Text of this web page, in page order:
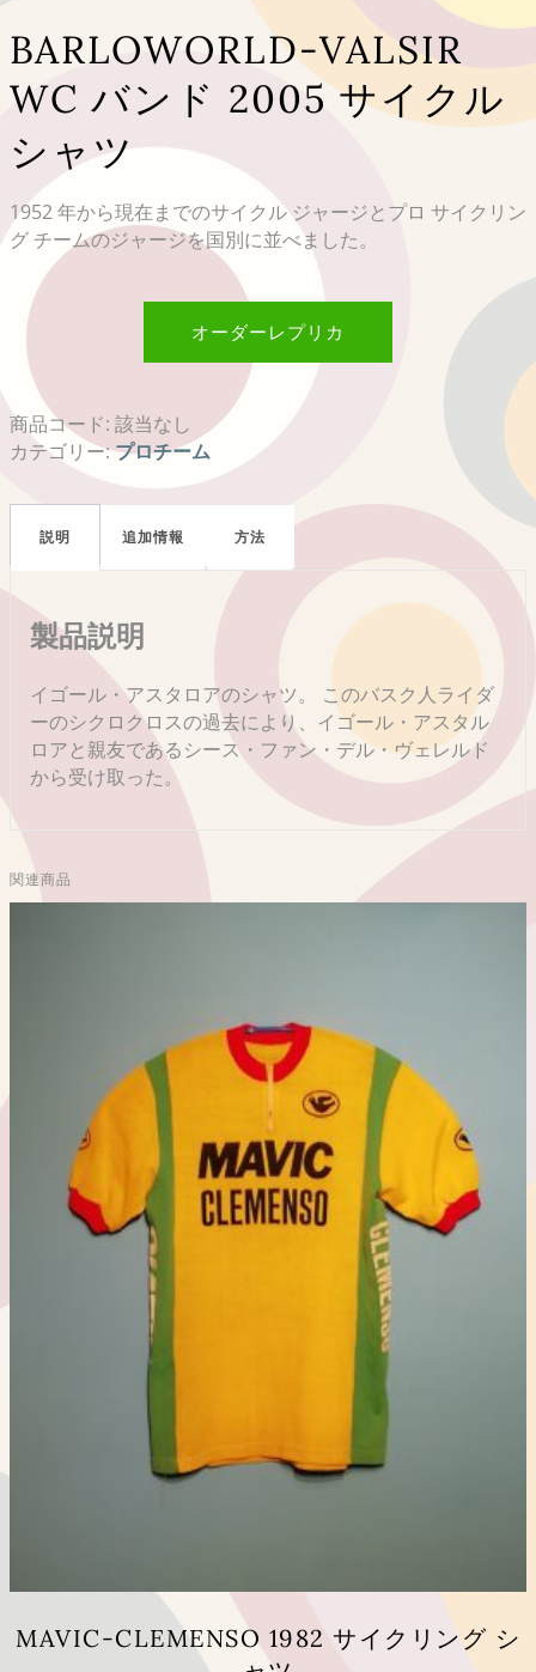
BARLOWORLD-VALSIR
WC バンド 2005 サイクル
シャツ
1952 年から現在までのサイクル ジャージとプロ サイクリン
グ チームのジャージを国別に並べました。
オーダーレプリカ
商品コード: 該当なし
カテゴリー:プロチーム
説明 追加情報 方法
製品説明
イゴール・アスタロアのシャツ。 このバスク人ライダ
ーのシクロクロスの過去により、イゴール・アスタル
ロアと親友であるシース・ファン・デル・ヴェレルド
から受け取った。
関連商品
MAVIC-CLEMENSO 1982 サイクリング シ